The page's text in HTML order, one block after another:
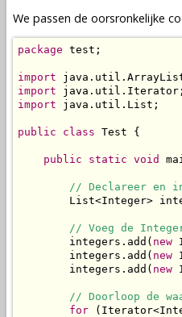
We passen de oorsronkelijke
package test;
import
import
import java.util.List;
public class Test {
public static void
// Declareer en
List<Integer>
// Voeg de
        integers.add(
new
        integers.add(
new
        integers.add(
new
// Doorloop de
for